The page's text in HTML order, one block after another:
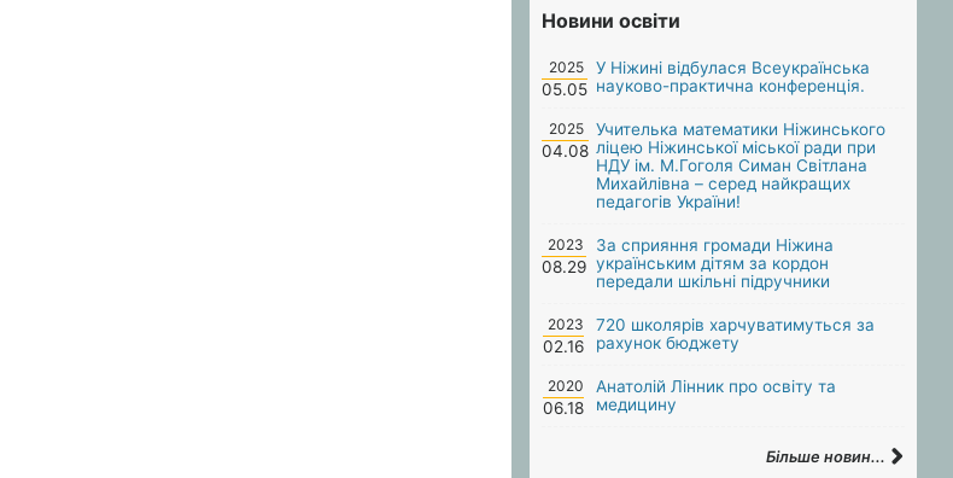
Новини освіти
2025
05.05
У Ніжині відбулася Всеукраїнська
науково-практична конференція.
2025
04.08
Учителька математики Ніжинського
ліцею Ніжинської міської ради при
НДУ ім. М.Гоголя Симан Світлана
Михайлівна – серед найкращих
педагогів України!
2023
08.29
За сприяння громади Ніжина
українським дітям за кордон
передали шкільні підручники
2023
02.16
720 школярів харчуватимуться за
рахунок бюджету
2020
06.18
Анатолій Лінник про освіту та
медицину
Більше новин...